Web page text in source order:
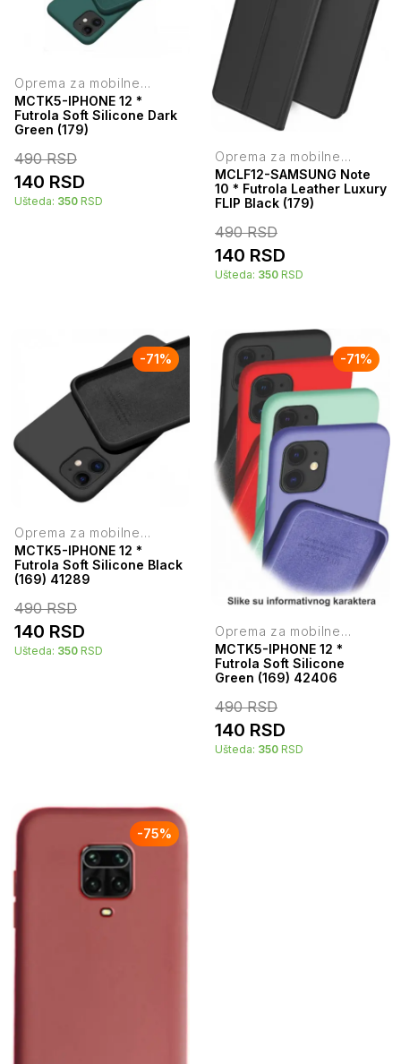
Oprema za mobilne
telefone
MCTK5-IPHONE 12 *
Futrola Soft Silicone Dark
Green (179)
490RSD
140 RSD
Ušteda: 350 RSD
Oprema za mobilne
telefone
MCLF12-SAMSUNG Note
10 * Futrola Leather Luxury
FLIP Black (179)
490RSD
140 RSD
Ušteda: 350 RSD
-71%
Oprema za mobilne
telefone
MCTK5-IPHONE 12 *
Futrola Soft Silicone Black
(169) 41289
490RSD
140 RSD
Ušteda: 350 RSD
-71%
Oprema za mobilne
telefone
MCTK5-IPHONE 12 *
Futrola Soft Silicone
Green (169) 42406
490RSD
140 RSD
Ušteda: 350 RSD
-75%